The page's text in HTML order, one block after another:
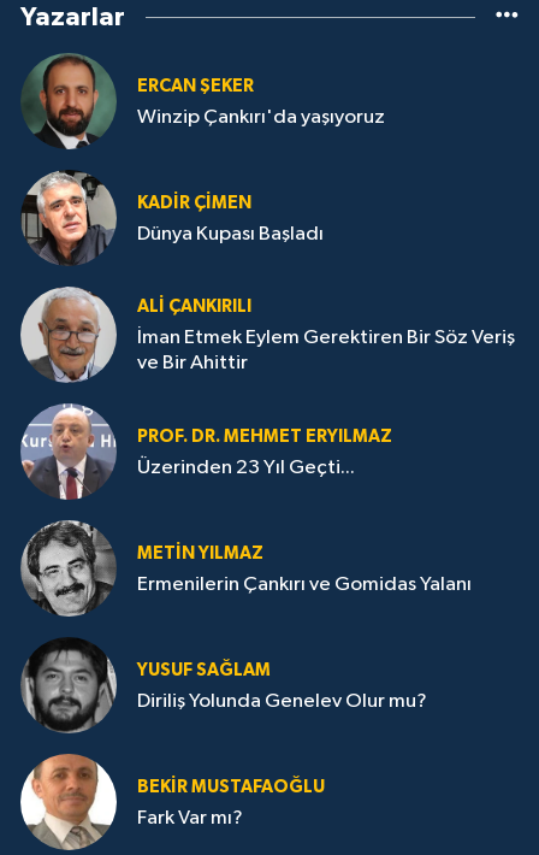
Yazarlar
ERCAN ŞEKER
Winzip Çankırı'da yaşıyoruz
KADIR ÇIMEN
Dünya Kupası Başladı
ALI ÇANKIRILI
İman Etmek Eylem Gerektiren Bir Söz Veriş
ve Bir Ahittir
PROF. DR. MEHMET ERYILMAZ
Üzerinden 23 Yıl Geçti...
METIN YILMAZ
Ermenilerin Çankırı ve Gomidas Yalanı
YUSUF SAĞLAM
Diriliş Yolunda Genelev Olur mu?
BEKIR MUSTAFAOĞLU
Fark Var mı?